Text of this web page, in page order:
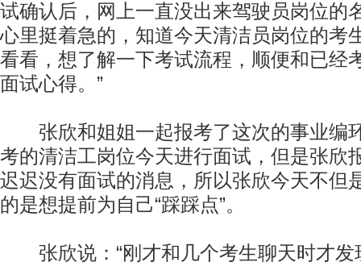
试确认后，网上一直没出来驾驶员岗位的
心里挺着急的，知道今天清洁员岗位的考
看看，想了解一下考试流程，顺便和已经
面试心得。”
张欣和姐姐一起报考了这次的事业编
考的清洁工岗位今天进行面试，但是张欣
迟迟没有面试的消息，所以张欣今天不但
的是想提前为自己“踩踩点”。
张欣说：“刚才和几个考生聊天时才发